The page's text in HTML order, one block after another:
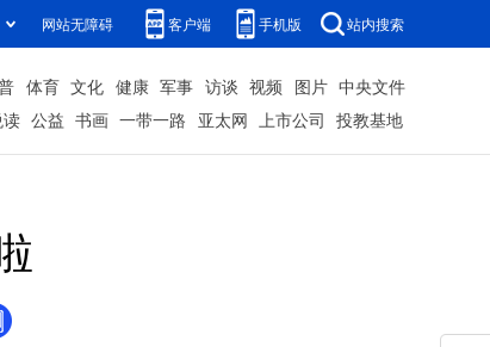
网站无障碍 客户端 手机版 站内搜索
体育 文化 健康 军事 访谈 视频 图片 中央文件
公益 书画 一带一路 亚太网 上市公司 投教基地